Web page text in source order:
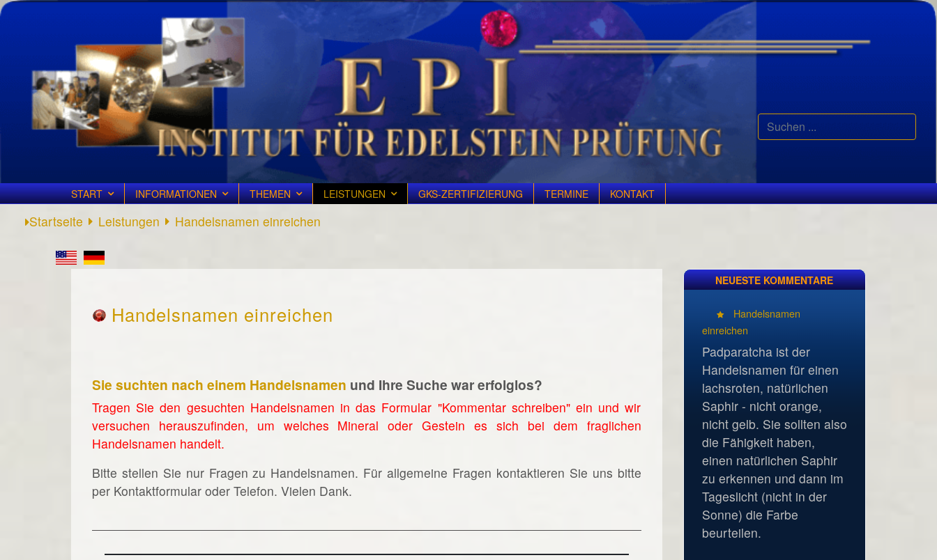
Suchen
...
START INFORMATIONEN THEMEN LEISTUNGEN GKS-ZERTIFIZIERUNG TERMINE KONTAKT
Startseite Leistungen Handelsnamen einreichen
Handelsnamen einreichen
Sie suchten nach einem Handelsnamen und Ihre Suche war erfolglos?
Tragen Sie den gesuchten Handelsnamen in das Formular "Kommentar schreiben" ein und wir
versuchen herauszufinden, um welches Mineral oder Gestein es sich bei dem fraglichen
Handelsnamen handelt.
Bitte stellen Sie nur Fragen zu Handelsnamen. Für allgemeine Fragen kontaktieren Sie uns bitte
per Kontaktformular oder Telefon. Vielen Dank.
NEUESTE KOMMENTARE
Handelsnamen
einreichen
Padparatcha ist der
Handelsnamen für einen
lachsroten, natürlichen
Saphir - nicht orange,
nicht gelb. Sie sollten also
die Fähigkeit haben,
einen natürlichen Saphir
zu erkennen und dann im
Tageslicht (nicht in der
Sonne) die Farbe
beurteilen.